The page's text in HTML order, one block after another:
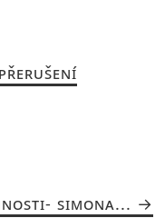
SIMONA...